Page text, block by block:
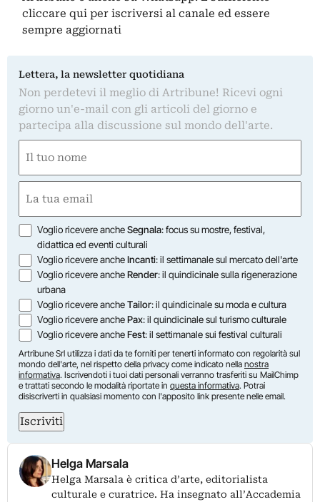
cliccare qui per iscriversi al canale ed essere
sempre aggiornati
Lettera, la newsletter quotidiana
Non perdetevi il meglio di Artribune! Ricevi ogni
giorno un'e-mail con gli articoli del giorno e
partecipa alla discussione sul mondo dell'arte.
(Required)
First
(Required)
Opzioni
Voglio ricevere ancheSegnala: focus su mostre, festival,
didattica ed eventi culturali
Voglio ricevere ancheIncanti: il settimanale sul mercato dell'arte
Voglio ricevere ancheRender: il quindicinale sulla rigenerazione
urbana
Voglio ricevere ancheTailor: il quindicinale su moda e cultura
Voglio ricevere anchePax: il quindicinale sul turismo culturale
Voglio ricevere ancheFest: il settimanale sui festival culturali
Artribune Srl utilizza i dati da te forniti per tenerti informato con regolarità sul
mondo dell'arte, nel rispetto della privacy come indicato nella nostra
informativa. Iscrivendoti i tuoi dati personali verranno trasferiti su MailChimp
e trattati secondo le modalità riportate in questa informativa. Potrai
disiscriverti in qualsiasi momento con l'apposito link presente nelle email.
Iscriviti
Helga Marsala
Helga Marsala è critica d’arte, editorialista
culturale e curatrice. Ha insegnato all’Accademia